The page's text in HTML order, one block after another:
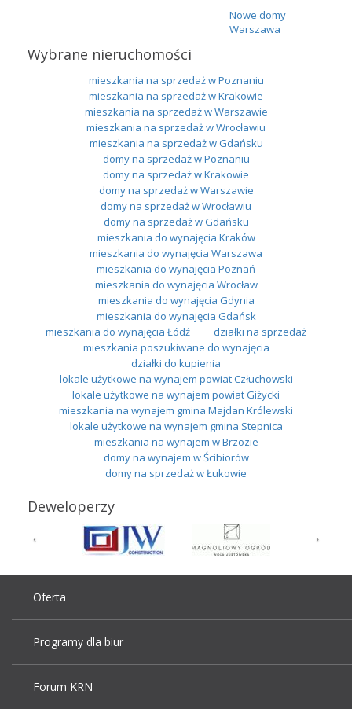
Nowe domy
Warszawa
Wybrane nieruchomości
mieszkania na sprzedaż w Poznaniu
mieszkania na sprzedaż w Krakowie
mieszkania na sprzedaż w Warszawie
mieszkania na sprzedaż w Wrocławiu
mieszkania na sprzedaż w Gdańsku
domy na sprzedaż w Poznaniu
domy na sprzedaż w Krakowie
domy na sprzedaż w Warszawie
domy na sprzedaż w Wrocławiu
domy na sprzedaż w Gdańsku
mieszkania do wynajęcia Kraków
mieszkania do wynajęcia Warszawa
mieszkania do wynajęcia Poznań
mieszkania do wynajęcia Wrocław
mieszkania do wynajęcia Gdynia
mieszkania do wynajęcia Gdańsk
mieszkania do wynajęcia Łódź
działki na sprzedaż
mieszkania poszukiwane do wynajęcia
działki do kupienia
lokale użytkowe na wynajem powiat Człuchowski
lokale użytkowe na wynajem powiat Giżycki
mieszkania na wynajem gmina Majdan Królewski
lokale użytkowe na wynajem gmina Stepnica
mieszkania na wynajem w Brzozie
domy na wynajem w Ścibiorów
domy na sprzedaż w Łukowie
Deweloperzy
Oferta
Programy dla biur
Forum KRN